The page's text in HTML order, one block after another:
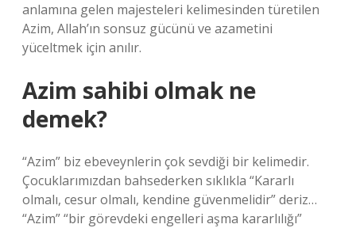
anlamına gelen majesteleri kelimesinden türetilen
Azim, Allah’ın sonsuz gücünü ve azametini
yüceltmek için anılır.
Azim sahibi olmak ne
demek?
“Azim” biz ebeveynlerin çok sevdiği bir kelimedir.
Çocuklarımızdan bahsederken sıklıkla “Kararlı
olmalı, cesur olmalı, kendine güvenmelidir” deriz…
“Azim” “bir görevdeki engelleri aşma kararlılığı”